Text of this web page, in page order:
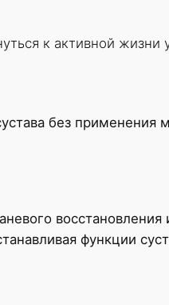
к активной жизни
без применения
функции